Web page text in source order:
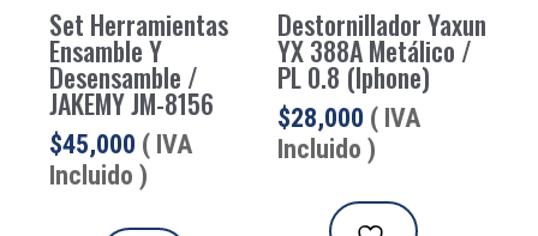
Set Herramientas
Ensamble Y
Desensamble /
JAKEMY JM-8156
$45,000 ( IVA
Incluido )
Destornillador Yaxun
YX 388A Metálico /
PL 0.8 (Iphone)
$28,000 ( IVA
Incluido )